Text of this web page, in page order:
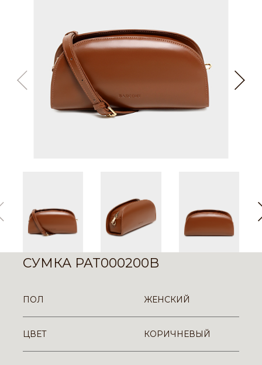
СУМКА PAT000200B
ПОЛ ЖЕНСКИЙ
ЦВЕТ КОРИЧНЕВЫЙ